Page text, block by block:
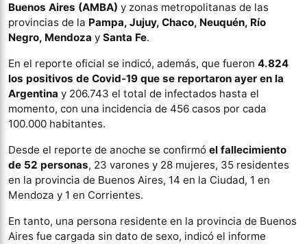
Buenos Aires (AMBA) y zonas metropolitanas de las
provincias de la Pampa, Jujuy, Chaco, Neuquén, Río
Negro, Mendoza y Santa Fe.
En el reporte oficial se indicó, además, que fueron 4.824
los positivos de Covid-19 que se reportaron ayer en la
Argentina y 206.743 el total de infectados hasta el
momento, con una incidencia de 456 casos por cada
100.000 habitantes.
Desde el reporte de anoche se confirmó el fallecimiento
de 52 personas, 23 varones y 28 mujeres, 35 residentes
en la provincia de Buenos Aires, 14 en la Ciudad, 1 en
Mendoza y 1 en Corrientes.
En tanto, una persona residente en la provincia de Buenos
Aires fue cargada sin dato de sexo, indicó el informe